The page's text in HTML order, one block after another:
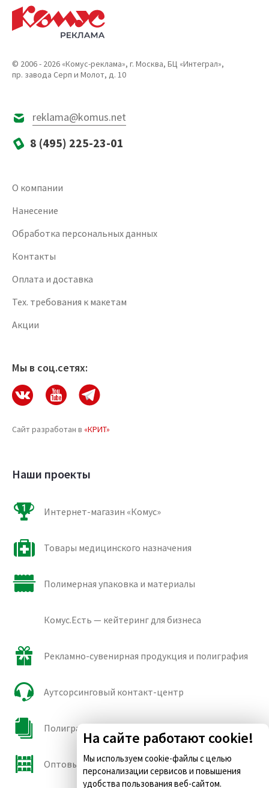
© 2006 - 2026 «Комус-реклама», г. Москва, БЦ «Интеграл»,
пр. завода Серп и Молот, д. 10
reklama@komus.net
8 (495) 225-23-01
О компании
Нанесение
Обработка персональных данных
Контакты
Оплата и доставка
Тех. требования к макетам
Акции
Мы в соц.сетях:
Сайт разработан в «КРИТ»
Наши проекты
Интернет-магазин «Комус»
Товары медицинского назначения
Полимерная упаковка и материалы
Комус.Есть — кейтеринг для бизнеса
Рекламно-сувенирная продукция и полиграфия
Аутсорсинговый контакт-центр
Полиграфические сорта бумаги и картона
Оптовые продажи
На сайте работают cookie!
Мы используем cookie-файлы с целью
персонализации сервисов и повышения
удобства пользования веб-сайтом.